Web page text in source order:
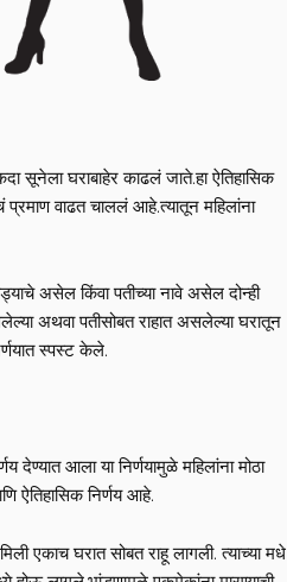
सूनेला घराबाहेर काढलं जाते.हा ऐतिहासिक
प्रमाण वाढत चाललं आहे.त्यातून महिलांना
असेल किंवा पतीच्या नावे असेल दोन्ही
अथवा पतीसोबत राहात असलेल्या घरातून
स्पस्ट केले.
देण्यात आला या निर्णयामुळे महिलांना मोठा
ऐतिहासिक निर्णय आहे.
एकाच घरात सोबत राहू लागली. त्याच्या मधे